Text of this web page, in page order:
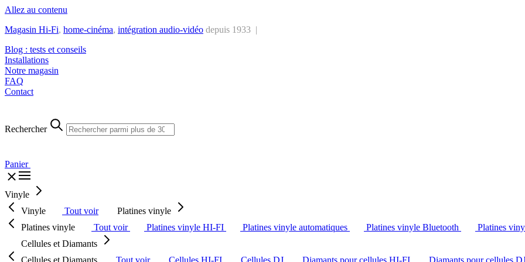
Allez au contenu
Magasin Hi-Fi, home-cinéma, intégration audio-vidéo depuis 1933 |
Blog : tests et conseils
Installations
Notre magasin
FAQ
Contact
Rechercher
Panier
Vinyle
Vinyle
Tout voir
Platines vinyle
Platines vinyle
Tout voir Platines vinyle HI-FI Platines vinyle automatiques Platines vinyle Bluetooth
Platines
Cellules et Diamants
Cellules et Diamants
Tout voir Cellules HI-FI Cellules DJ Diamants pour cellules HI-FI
Diamants pour cellules